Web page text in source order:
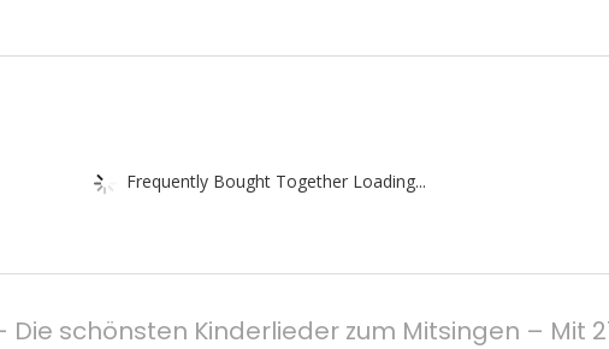
Frequently Bought Together Loading...
schönsten Kinderlieder zum Mitsingen – Mit